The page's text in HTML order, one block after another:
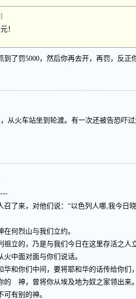
！
了罚5000，然后你再去开，再罚，反正
从火车站坐到轮渡。有一次还被告恐吓
召了来，对他们说：“以色列人哪,我今日
何烈山与我们立约。
祖立的，乃是与我们今日在这里存活之人
火中面对面与你们说话。
华和你们中间，要将耶和华的话传给你们
的 神，曾将你从埃及地为奴之家领出来
可有别的神。